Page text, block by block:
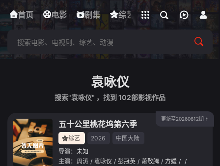
首页 电影 剧集 综艺 动漫 短剧
下载客户端
立即登录
袁咏仪
搜索"袁咏仪" ，找到 102部影视作品
更新至20260612期下
五十公里桃花坞第六季
综艺 2026
中国大陆
导演： 未知
主演： 周涛 / 袁咏仪 / 彭冠英 / 萧敬腾 / 方媛 / /